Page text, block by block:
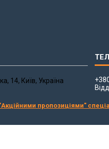
14, Київ, Україна
пропозиціями"